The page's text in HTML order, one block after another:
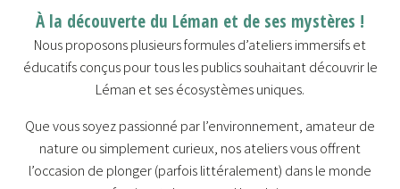
À la découverte du Léman et de ses mystères !
Nous proposons plusieurs formules d’ateliers immersifs et
éducatifs conçus pour tous les publics souhaitant découvrir le
Léman et ses écosystèmes uniques.
Que vous soyez passionné par l’environnement, amateur de
nature ou simplement curieux, nos ateliers vous offrent
l’occasion de plonger (parfois littéralement) dans le monde